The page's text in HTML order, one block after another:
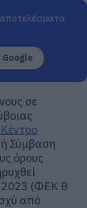
Google
σε
Σύμβαση
όρους
2023 (ΦΕΚ Β
από